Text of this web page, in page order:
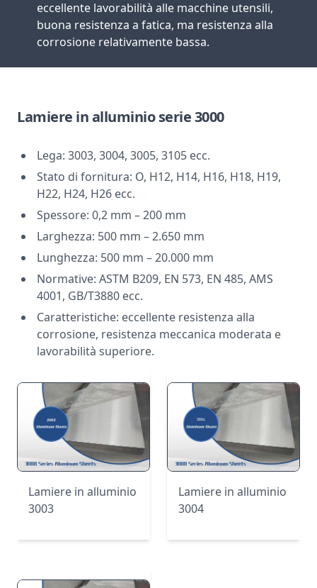
eccellente lavorabilità alle macchine utensili,
buona resistenza a fatica, ma resistenza alla
corrosione relativamente bassa.
Lamiere in alluminio serie 3000
Lega: 3003, 3004, 3005, 3105 ecc.
Stato di fornitura: O, H12, H14, H16, H18, H19,
H22, H24, H26 ecc.
Spessore: 0,2 mm – 200 mm
Larghezza: 500 mm – 2.650 mm
Lunghezza: 500 mm – 20.000 mm
Normative: ASTM B209, EN 573, EN 485, AMS
4001, GB/T3880 ecc.
Caratteristiche: eccellente resistenza alla
corrosione, resistenza meccanica moderata e
lavorabilità superiore.
Lamiere in alluminio
3003
Lamiere in alluminio
3004